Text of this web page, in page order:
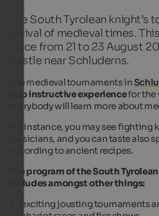
The South Tyrolean knight’s
revival of medieval times.
place from 21 to 23 August
Castle near Schluderns.
The medieval tournaments in
also instructive experiencefor the
everybody will learn more about
For instance, you may see
musicians, and you can taste also
according to ancient recipes.
The program of the South
includes amongst other things:
exciting jousting tournaments